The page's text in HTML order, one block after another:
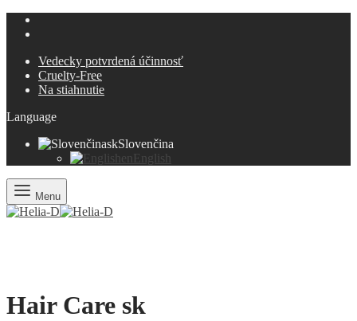
Vedecky potvrdená účinnosť
Cruelty-Free
Na stiahnutie
Language
skSlovenčina
enEnglish
Menu
Hair Care sk